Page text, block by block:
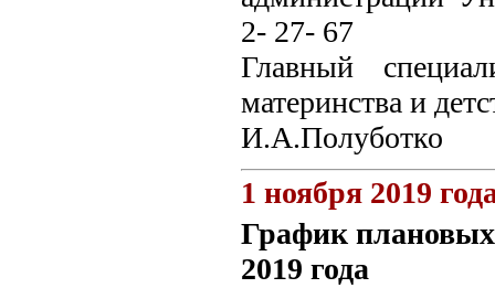
2- 27- 67
Главный
материнства и
И.А.Полуботко
1 ноября 2019
График плановых
2019 года